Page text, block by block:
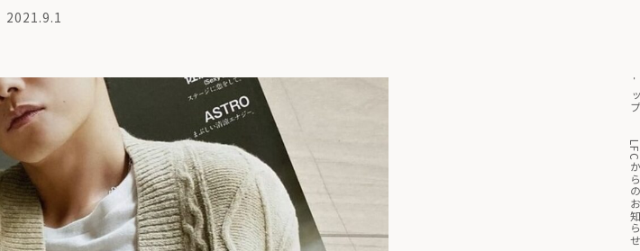
2021.9.1
介 よくある質問・LINEサポートもっと見る
ト
LFCか